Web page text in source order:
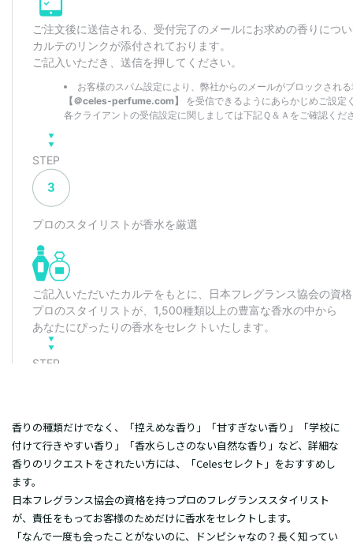
香りの種類だけでなく、「控えめな香り」「甘すぎない香り」「学校に
付けて行きやすい香り」「香水らしさのない自然な香り」など、詳細な
香りのリクエストをされたい方には、「Celesセレクト」をおすすめし
ます。
日本フレグランス協会の資格を持つプロのフレグランススタイリスト
が、責任をもってお客様のためだけに香水をセレクトします。
「なんで一度も会ったことがないのに、ドンピシャなの？長く知ってい